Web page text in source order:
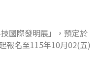
國際發明展」，預定於
報名至115年10月02(五)